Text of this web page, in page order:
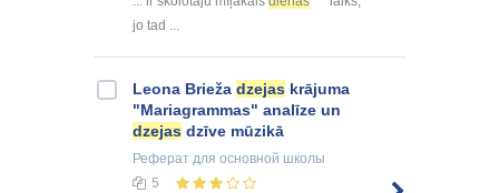
jo tad ...
Leona Brieža dzejas krājuma
"Mariagrammas" analīze un
dzejas dzīve mūzikā
Реферат для основной школы
5